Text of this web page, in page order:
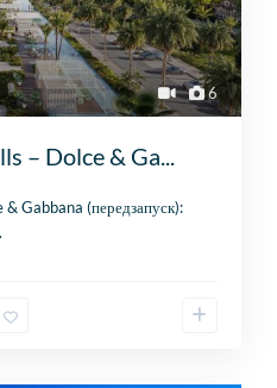
6
– Dolce & Ga...
Gabbana (передзапуск):